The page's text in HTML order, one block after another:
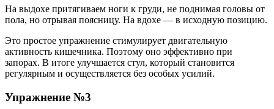
На выдохе притягиваем ноги к груди, не поднимая головы от
пола, но отрывая поясницу. На вдохе — в исходную позицию.
Это простое упражнение стимулирует двигательную
активность кишечника. Поэтому оно эффективно при
запорах. В итоге улучшается стул, который становится
регулярным и осуществляется без особых усилий.
Упражнение №3